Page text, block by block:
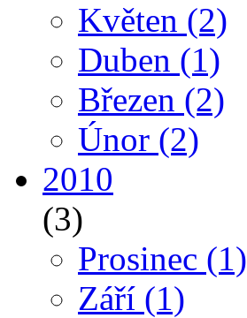
Květen (2)
Duben (1)
Březen (2)
Únor (2)
2010
(3)
Prosinec (1)
Září (1)